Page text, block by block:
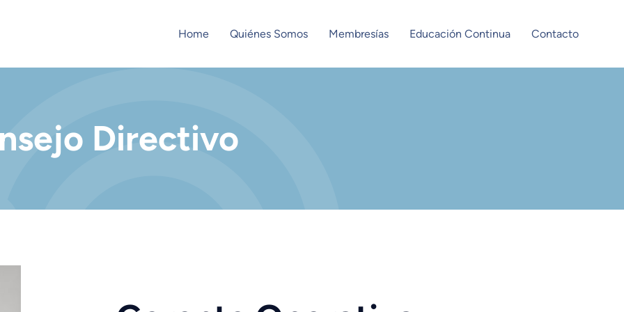
Home Quiénes Somos Membresías Educación Continua Contacto
Directivo